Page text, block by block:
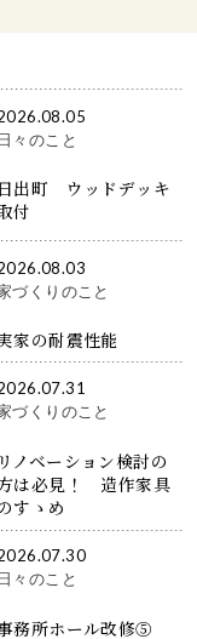
日々のこと
日出町 ウッドデッキ
付
づくりのこと
家の耐震性能
づくりのこと
リノベーション検討の
は必見！ 造作家具
すゝめ
日々のこと
務所ホール改修⑤